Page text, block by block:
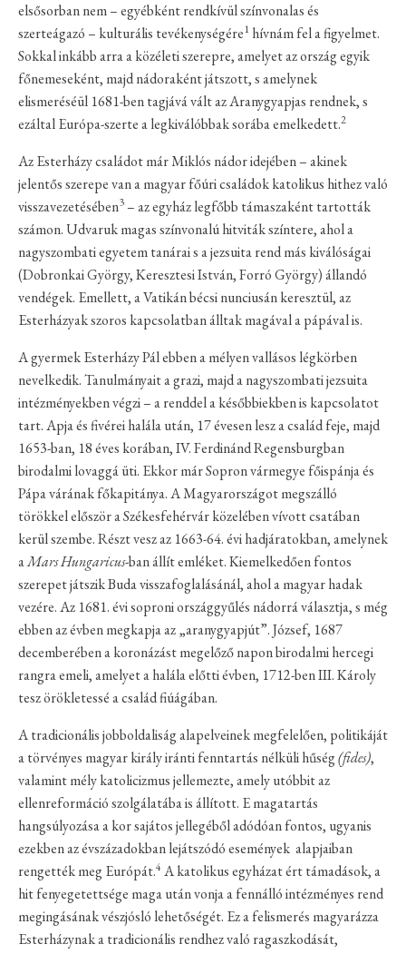
elsősorban nem – egyébként rendkívül színvonalas és
szerteágazó – kulturális tevékenységére1 hívnám fel a figyelmet.
Sokkal inkább arra a közéleti szerepre, amelyet az ország egyik
főnemeseként, majd nádoraként játszott, s amelynek
elismeréséül 1681-ben tagjává vált az Aranygyapjas rendnek, s
ezáltal Európa-szerte a legkiválóbbak sorába emelkedett.2
Az Esterházy családot már Miklós nádor idejében – akinek
jelentős szerepe van a magyar főúri családok katolikus hithez való
visszavezetésében3 – az egyház legfőbb támaszaként tartották
számon. Udvaruk magas színvonalú hitviták színtere, ahol a
nagyszombati egyetem tanárai s a jezsuita rend más kiválóságai
(Dobronkai György, Keresztesi István, Forró György) állandó
vendégek. Emellett, a Vatikán bécsi nunciusán keresztül, az
Esterházyak szoros kapcsolatban álltak magával a pápával is.
A gyermek Esterházy Pál ebben a mélyen vallásos légkörben
nevelkedik. Tanulmányait a grazi, majd a nagyszombati jezsuita
intézményekben végzi – a renddel a későbbiekben is kapcsolatot
tart. Apja és fivérei halála után, 17 évesen lesz a család feje, majd
1653-ban, 18 éves korában, IV. Ferdinánd Regensburgban
birodalmi lovaggá üti. Ekkor már Sopron vármegye főispánja és
Pápa várának főkapitánya. A Magyarországot megszálló
törökkel először a Székesfehérvár közelében vívott csatában
kerül szembe. Részt vesz az 1663-64. évi hadjáratokban, amelynek
aMars Hungaricus-ban állít emléket. Kiemelkedően fontos
szerepet játszik Buda visszafoglalásánál, ahol a magyar hadak
vezére. Az 1681. évi soproni országgyűlés nádorrá választja, s még
ebben az évben megkapja az „aranygyapjút”. József, 1687
decemberében a koronázást megelőző napon birodalmi hercegi
rangra emeli, amelyet a halála előtti évben, 1712-ben III. Károly
tesz örökletessé a család fiúágában.
A tradicionális jobboldaliság alapelveinek megfelelően, politikáját
a törvényes magyar király iránti fenntartás nélküli hűség(fides),
valamint mély katolicizmus jellemezte, amely utóbbit az
ellenreformáció szolgálatába is állított. E magatartás
hangsúlyozása a kor sajátos jellegéből adódóan fontos, ugyanis
ezekben az évszázadokban lejátszódó események alapjaiban
rengették meg Európát.4A katolikus egyházat ért támadások, a
hit fenyegetettsége maga után vonja a fennálló intézményes rend
megingásának vészjósló lehetőségét. Ez a felismerés magyarázza
Esterházynak a tradicionális rendhez való ragaszkodását,